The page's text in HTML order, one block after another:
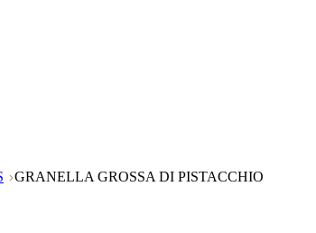
GRANELLA GROSSA DI PISTACCHIO